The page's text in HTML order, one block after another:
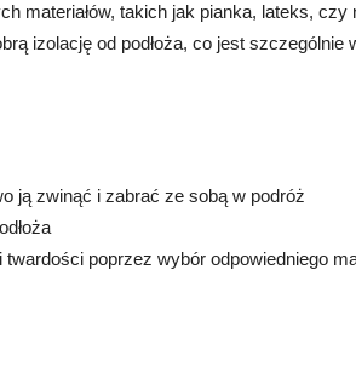
materiałów, takich jak pianka, lateks, czy
izolację od podłoża, co jest
ją zwinąć i zabrać ze sobą w podróż
poprzez wybór odpowiedniego